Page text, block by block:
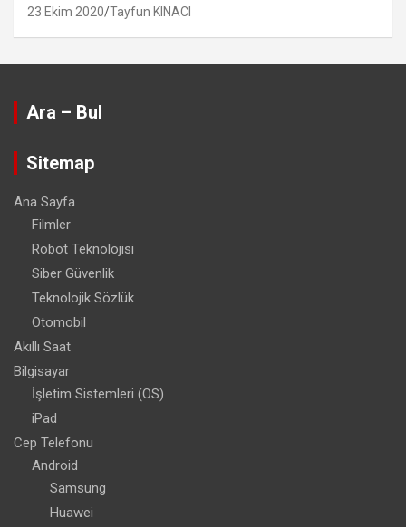
23 Ekim 2020 Tayfun KINACI
Ara – Bul
Sitemap
Ana Sayfa
Filmler
Robot Teknolojisi
Siber Güvenlik
Teknolojik Sözlük
Otomobil
Akıllı Saat
Bilgisayar
İşletim Sistemleri (OS)
iPad
Cep Telefonu
Android
Samsung
Huawei